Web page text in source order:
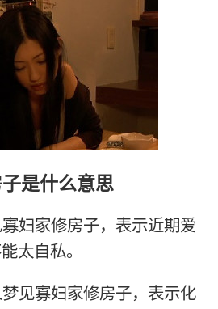
是什么意思
妇家修房子，表示近期爱
太自私。
见寡妇家修房子，表示化